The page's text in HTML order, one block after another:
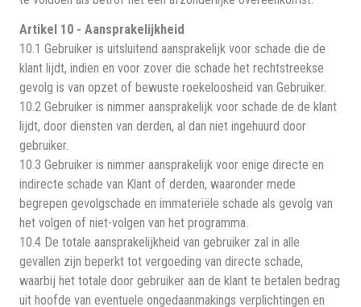
Artikel 10 - Aansprakelijkheid
10.1 Gebruiker is uitsluitend aansprakelijk voor schade die de
klant lijdt, indien en voor zover die schade het rechtstreekse
gevolg is van opzet of bewuste roekeloosheid van Gebruiker.
10.2 Gebruiker is nimmer aansprakelijk voor schade de de klant
lijdt, door diensten van derden, al dan niet ingehuurd door
gebruiker.
10.3 Gebruiker is nimmer aansprakelijk voor enige directe en
indirecte schade van Klant of derden, waaronder mede
begrepen gevolgschade en immateriële schade als gevolg van
het volgen of niet-volgen van het programma.
10.4 De totale aansprakelijkheid van gebruiker zal in alle
gevallen zijn beperkt tot vergoeding van directe schade,
waarbij het totale door gebruiker aan de klant te betalen bedrag
uit hoofde van eventuele ongedaanmakings verplichtingen en